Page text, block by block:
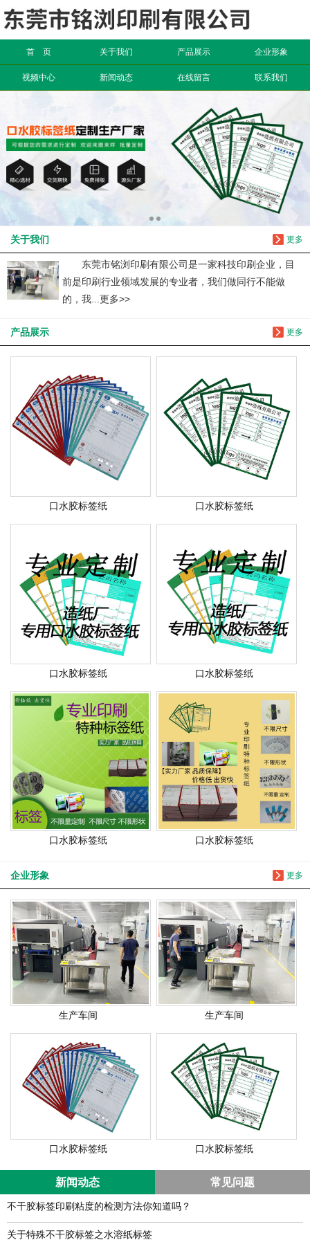
首 页 关于我们 产品展示 企业形象
视频中心 新闻动态 在线留言 联系我们
更多
关于我们
东莞市铭浏印刷有限公司是一家科技印刷企业，目
前是印刷行业领域发展的专业者，我们做同行不能做
的，我...更多>>
更多
产品展示
口水胶标签纸 口水胶标签纸
口水胶标签纸 口水胶标签纸
口水胶标签纸 口水胶标签纸
更多
企业形象
生产车间 生产车间
口水胶标签纸 口水胶标签纸
新闻动态 常见问题
不干胶标签印刷粘度的检测方法你知道吗？
关于特殊不干胶标签之水溶纸标签
搜索